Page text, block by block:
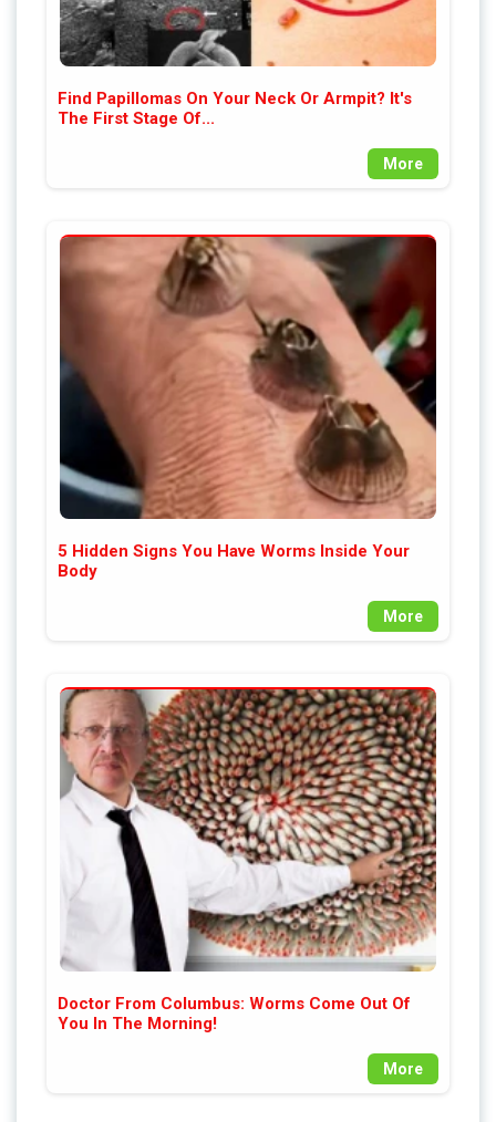
Find Papillomas On Your Neck Or Armpit? It's
The First Stage Of...
More
5 Hidden Signs You Have Worms Inside Your
Body
More
Doctor From Columbus: Worms Come Out Of
You In The Morning!
More